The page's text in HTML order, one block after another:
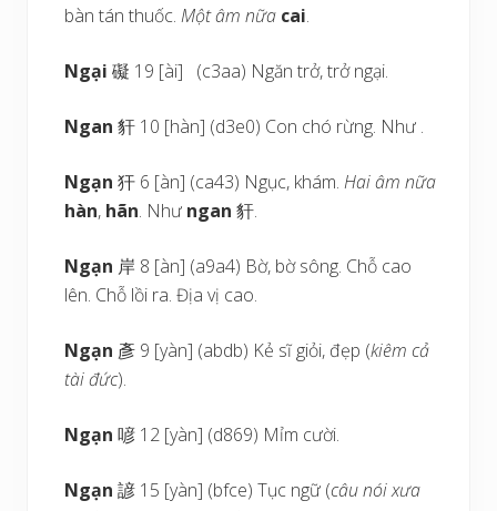
bàn tán thuốc.Một âm nữa cai.
Ngại 礙 19 [ài] (c3aa) Ngăn trở, trở ngại.
Ngan 豻 10 [hàn] (d3e0) Con chó rừng. Như .
Ngạn 犴 6 [àn] (ca43) Ngục, khám.Hai âm nữa
hàn, hãn. Như ngan豻.
Ngạn 岸 8 [àn] (a9a4) Bờ, bờ sông. Chỗ cao
lên. Chỗ lồi ra. Địa vị cao.
Ngạn 彥 9 [yàn] (abdb) Kẻ sĩ giỏi, đẹp (kiêm cả
tài đức).
Ngạn 喭 12 [yàn] (d869) Mỉm cười.
Ngạn 諺 15 [yàn] (bfce) Tục ngữ (câu nói xưa